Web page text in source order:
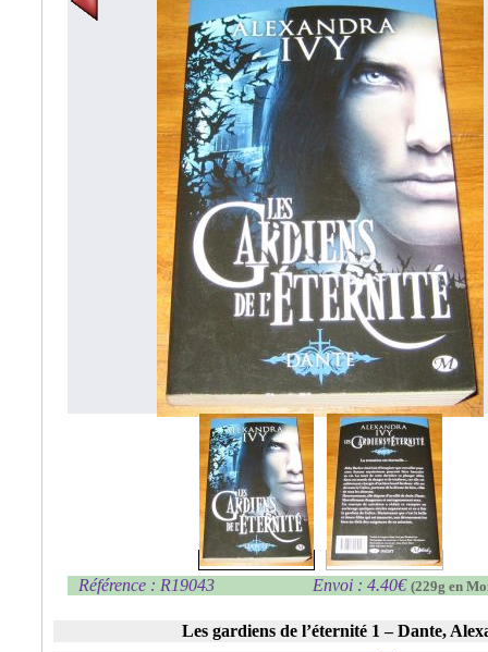
Référence : R19043 Envoi : 4.40€ (229g en
Les gardiens de l’éternité 1 – Dante,